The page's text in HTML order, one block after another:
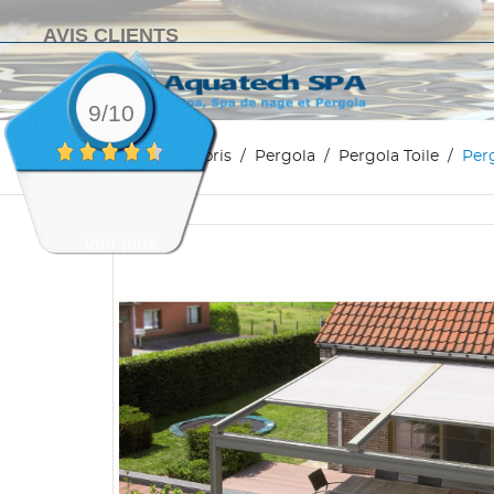
Accueil Abris Pergola Pergola Toile
AVIS CLIENTS
9/10